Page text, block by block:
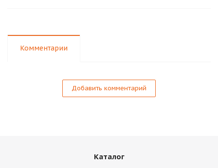
Комментарии
Добавить комментарий
Каталог